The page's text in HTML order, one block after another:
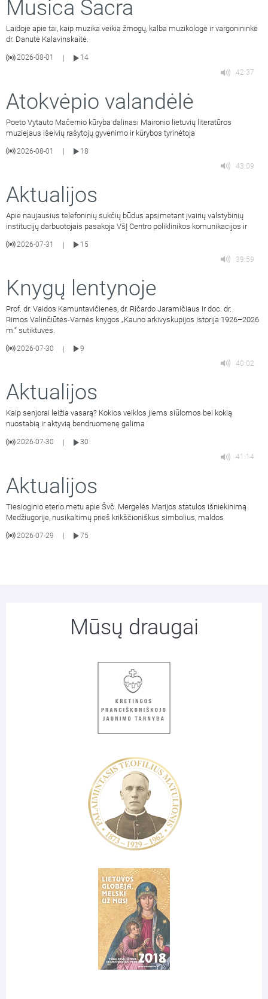
Musica Sacra
Laidoje apie tai, kaip muzika veikia žmogų, kalba muzikologė ir vargonininkė
dr. Danutė Kalavinskaitė.
2026-08-01
14
42:37
Atokvėpio valandėlė
Poeto Vytauto Mačernio kūryba dalinasi Maironio lietuvių literatūros
muziejaus išeivių rašytojų gyvenimo ir kūrybos tyrinėtoja
2026-08-01
18
43:09
Aktualijos
Apie naujausius telefoninių sukčių būdus apsimetant įvairių valstybinių
institucijų darbuotojais pasakoja VšĮ Centro poliklinikos komunikacijos ir
2026-07-31 |
15
39:59
Knygų lentynoje
Prof. dr. Vaidos Kamuntavičienės, dr. Ričardo Jaramičiaus ir doc. dr.
Rimos Valinčiūtės-Varnės knygos „Kauno arkivyskupijos istorija 1926–2026
m.“ sutiktuvės.
2026-07-30 |
9
40:02
Aktualijos
Kaip senjorai leižia vasarą? Kokios veiklos jiems siūlomos bei kokią
nuostabią ir aktyvią bendruomenę galima
2026-07-30
30
41:14
Aktualijos
Tiesioginio eterio metu apie Švč. Mergelės Marijos statulos išniekinimą
Medžiugorije, nusikaltimų prieš krikščioniškus simbolius, maldos
2026-07-29 75
Mūsų draugai